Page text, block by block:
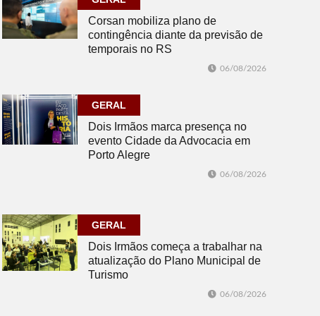
Corsan mobiliza plano de
contingência diante da previsão de
temporais no RS
06/08/2026
GERAL
Dois Irmãos marca presença no
evento Cidade da Advocacia em
Porto Alegre
06/08/2026
GERAL
Dois Irmãos começa a trabalhar na
atualização do Plano Municipal de
Turismo
06/08/2026